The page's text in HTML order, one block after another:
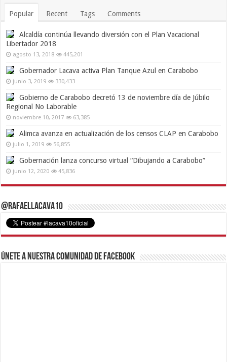
Popular Recent Tags Comments
Alcaldía continúa llevando diversión con el Plan Vacacional
Libertador 2018
agosto 13, 2018 445,201
Gobernador Lacava activa Plan Tanque Azul en Carabobo
junio 3, 2019 330,433
Gobierno de Carabobo decretó 13 de noviembre día de Júbilo
Regional No Laborable
noviembre 10, 2017 63,385
Alimca avanza en actualización de los censos CLAP en Carabobo
julio 1, 2019 56,855
Gobernación lanza concurso virtual “Dibujando a Carabobo”
junio 12, 2020 45,836
@RafaelLacava10
Únete a nuestra comunidad de Facebook